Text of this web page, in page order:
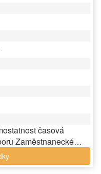
časová
Zaměstnanecké…